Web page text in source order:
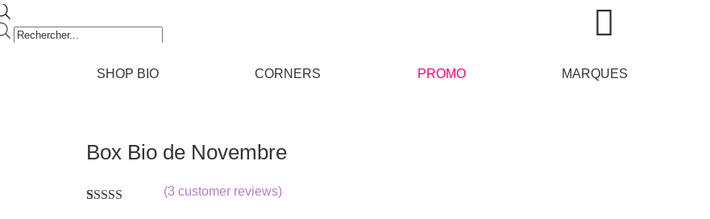
Recherche
de
SHOP BIO CORNERS PROMO MARQUES
Box Bio de Novembre
(3 customer reviews)